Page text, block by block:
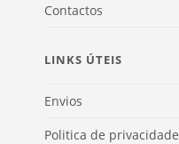
Contactos
LINKS ÚTEIS
Envios
Politica de privacidade